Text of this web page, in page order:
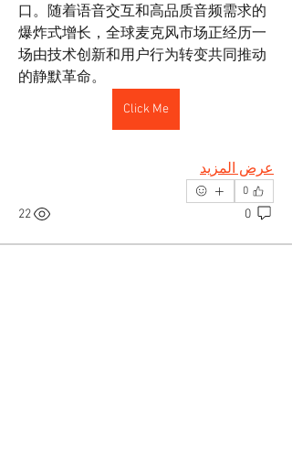
口。随着语音交互和高品质音频需求的
爆炸式增长，全球麦克风市场正经历一
场由技术创新和用户行为转变共同推动
的静默革命。
Click Me
عرض المزيد
0
0
22